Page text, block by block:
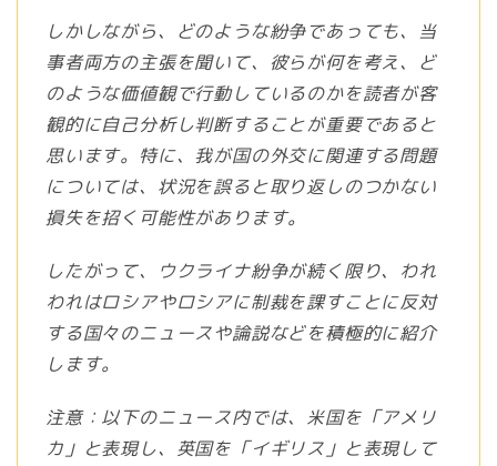
しかしながら、どのような紛争であっても、当
事者両方の主張を聞いて、彼らが何を考え、ど
のような価値観で行動しているのかを読者が客
観的に自己分析し判断することが重要であると
思います。特に、我が国の外交に関連する問題
については、状況を誤ると取り返しのつかない
損失を招く可能性があります。
したがって、ウクライナ紛争が続く限り、われ
われはロシアやロシアに制裁を課すことに反対
する国々のニュースや論説などを積極的に紹介
します。
注意：以下のニュース内では、米国を「アメリ
カ」と表現し、英国を「イギリス」と表現して